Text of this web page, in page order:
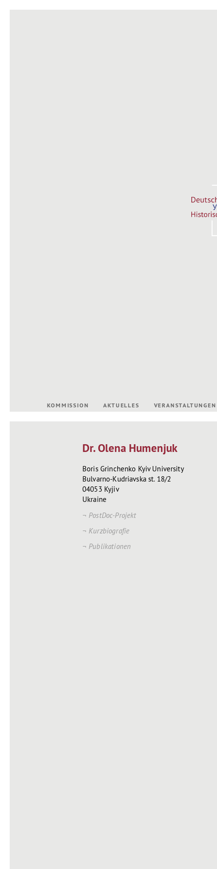
KOMMISSION AKTUELLES VERANSTALTUNGEN
Dr. Olena Humenjuk
Boris Grinchenko Kyiv University
Bulvarno-Kudriavska st. 18/2
04053 Kyjiv
Ukraine
PostDoc-Projekt
Kurzbiografie
Publikationen